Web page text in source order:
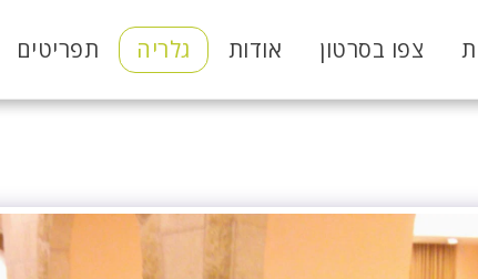
צפו בסרטון אודות גלריה תפריטים